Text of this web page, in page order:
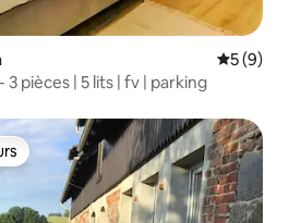
5 (9)
pièces | 5 lits | fv | parking